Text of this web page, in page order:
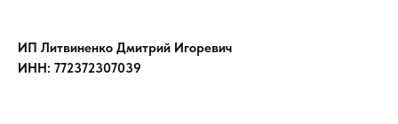
ИП Литвиненко Дмитрий Игоревич
ИНН: 772372307039